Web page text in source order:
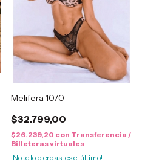
Melifera 1070
$32.799,00
$26.239,20 con Transferencia /
Billeteras virtuales
¡No te lo pierdas, es el último!